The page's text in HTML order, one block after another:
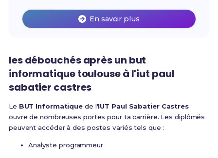
En savoir plus
les débouchés après un but
informatique toulouse à l'iut paul
sabatier castres
Le BUT Informatique de l'IUT Paul Sabatier Castres
ouvre de nombreuses portes pour ta carrière. Les diplômés
peuvent accéder à des postes variés tels que :
Analyste programmeur